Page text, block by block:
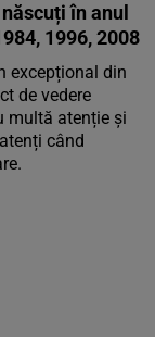
în anul
1996, 2008
excepțional din
de vedere
multă atenție și
când